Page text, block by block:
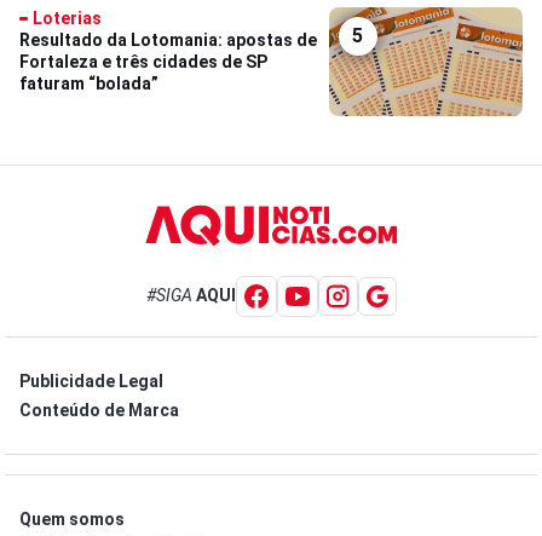
5
Loterias
Resultado da Lotomania: apostas de
Fortaleza e três cidades de SP
faturam “bolada”
#SIGA AQUI
Publicidade Legal
Conteúdo de Marca
Quem somos